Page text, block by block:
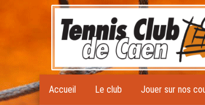
Accueil Le club Jouer sur nos